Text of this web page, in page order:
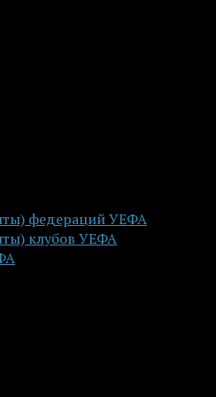
федераций УЕФА
клубов УЕФА